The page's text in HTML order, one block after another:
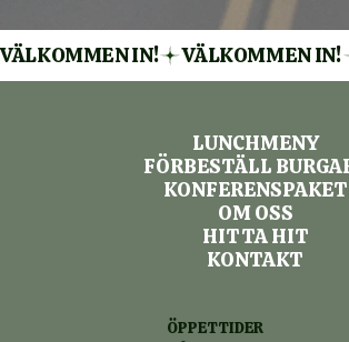
VÄLKOMMEN IN!
LUNCHMENY
FÖRBESTÄLL
KONFERENSPAKET
OM OSS
HITTA HIT
KONTAKT
ÖPPETTIDER